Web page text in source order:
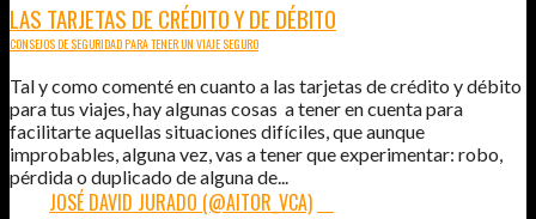
LAS TARJETAS DE CRÉDITO Y DE DÉBITO
CONSEJOS DE SEGURIDAD PARA TENER UN VIAJE SEGURO
Tal y como comenté en cuanto a las tarjetas de crédito y débito
para tus viajes, hay algunas cosas a tener en cuenta para
facilitarte aquellas situaciones difíciles, que aunque
improbables, alguna vez, vas a tener que experimentar: robo,
pérdida o duplicado de alguna de...
JOSÉ DAVID JURADO (@AITOR_VCA)